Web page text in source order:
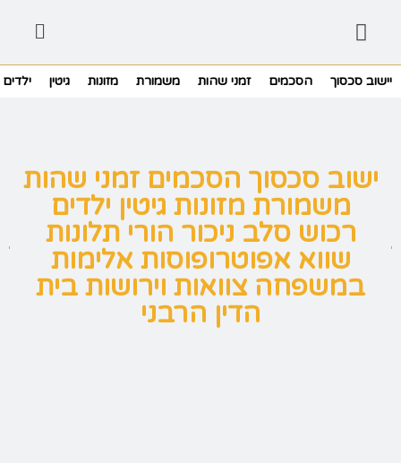
יישוב סכסוך הסכמים זמני שהות משמורת מזונות גיטין ילדים
ישוב סכסוך הסכמים זמני שהות
משמורת מזונות גיטין ילדים
רכוש סלב ניכור הורי תלונות
שווא אפוטרופוסות אלימות
במשפחה צוואות וירושות בית
הדין הרבני